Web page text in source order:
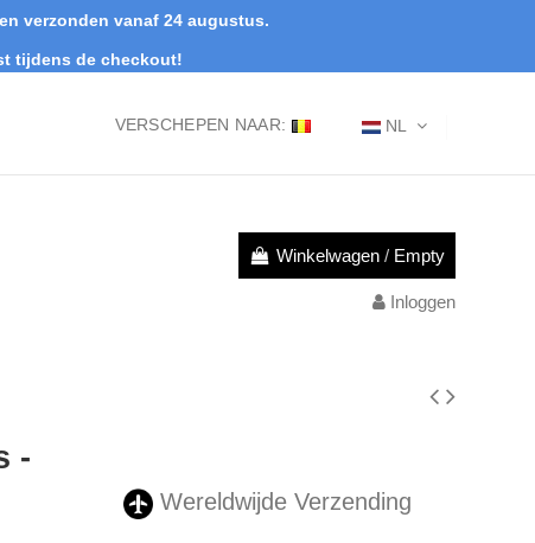
verzonden vanaf 24 augustus.
tijdens de checkout!
NL
VERSCHEPEN NAAR:
Winkelwagen / Empty
Inloggen
-
Wereldwijde Verzending